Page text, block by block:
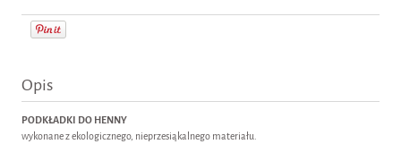
Opis
PODKŁADKI DO HENNY
wykonane z ekologicznego, nieprzesiąkalnego materiału.